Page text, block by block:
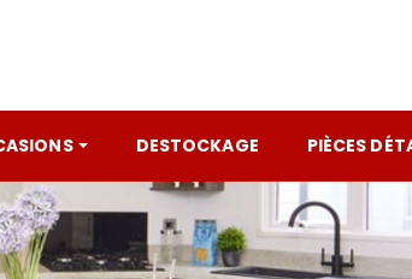
DESTOCKAGE PIÈCES